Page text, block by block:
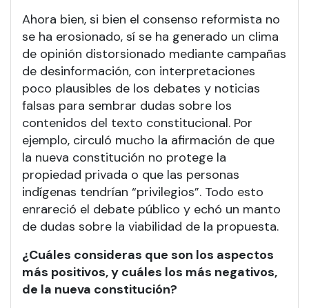
Ahora bien, si bien el consenso reformista no
se ha erosionado, sí se ha generado un clima
de opinión distorsionado mediante campañas
de desinformación, con interpretaciones
poco plausibles de los debates y noticias
falsas para sembrar dudas sobre los
contenidos del texto constitucional. Por
ejemplo, circuló mucho la afirmación de que
la nueva constitución no protege la
propiedad privada o que las personas
indígenas tendrían “privilegios”. Todo esto
enrareció el debate público y echó un manto
de dudas sobre la viabilidad de la propuesta.
¿Cuáles consideras que son los aspectos
más positivos, y cuáles los más negativos,
de la nueva constitución?